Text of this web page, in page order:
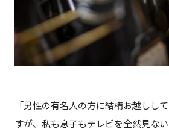
「男性の有名人の方に結構お越しし
すが、私も息子もテレビを全然見な